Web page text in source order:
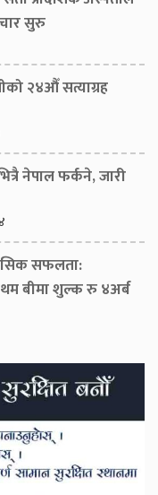
सुरु
२४औँ सत्याग्रह
नेपाल फर्कने, जारी
सफलता:
बीमा शुल्क रु ४अर्ब